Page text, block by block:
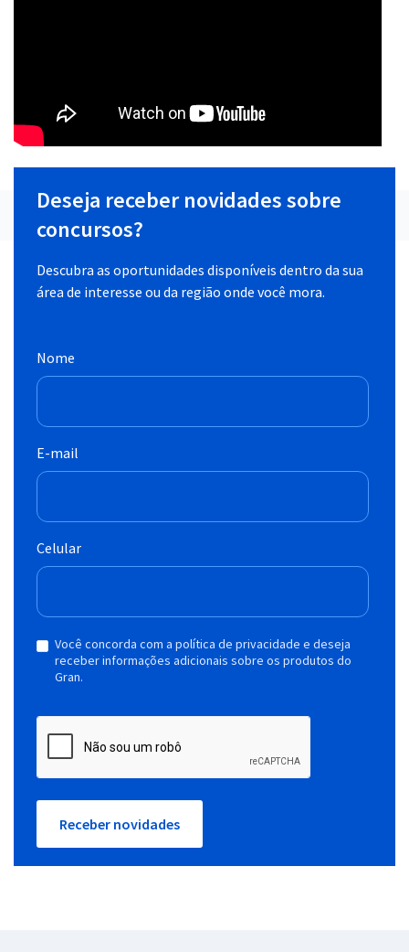
Deseja receber novidades sobre
concursos?
Descubra as oportunidades disponíveis dentro da sua
área de interesse ou da região onde você mora.
Nome
E-mail
Celular
Você concorda com a política de privacidade e deseja
receber informações adicionais sobre os produtos do
Gran.
Receber novidades